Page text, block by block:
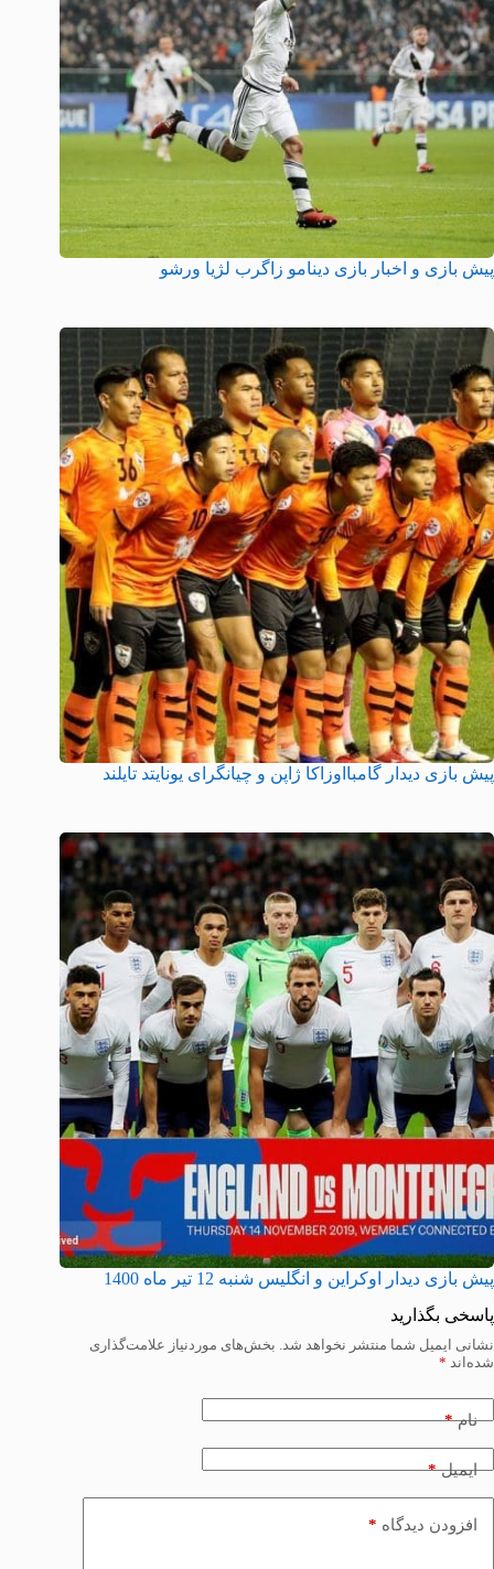
پیش بازی و اخبار بازی دینامو زاگرب لژیا ورشو
پیش بازی دیدار گامبااوزاکا ژاپن و چیانگرای یونایتد تایلند
پیش بازی دیدار اوکراین و انگلیس شنبه 12 تیر ماه 1400
پاسخی بگذارید
نشانی ایمیل شما منتشر نخواهد شد. بخش‌های موردنیاز علامت‌گذاری
شده‌اند *
نام*
ایمیل*
افزودن دیدگاه *